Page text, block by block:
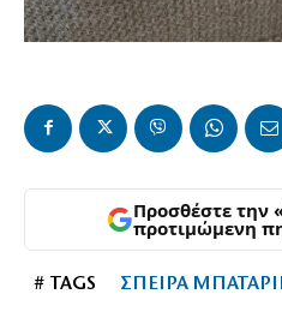
Προσθέστε την
προτιμώμενη
# TAGS ΣΠΕΙΡΑ